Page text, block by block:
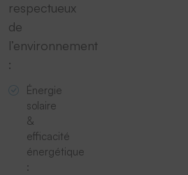
respectueux
de
l’environnement
:
Énergie
solaire
&
efficacité
énergétique
: